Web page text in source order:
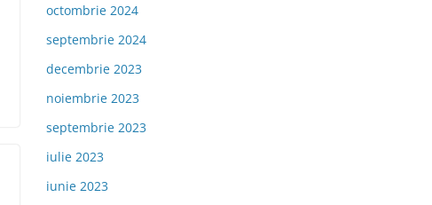
octombrie 2024
septembrie 2024
decembrie 2023
noiembrie 2023
septembrie 2023
iulie 2023
iunie 2023